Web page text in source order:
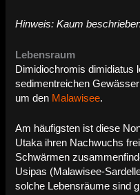
Hinweis: Kaum
Lebensraum
Dimidiochromis dimidiatus
sedimentreichen
um den Malawisee.
Am häufigsten ist diese
Utaka ihren Nachwuchs
Schwärmen
Usipas (Malawisee-
solche Lebensräume sind